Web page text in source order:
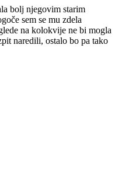
bolj njegovim starim
sem se mu zdela
na kolokvije ne bi mogla
naredili, ostalo bo pa tako